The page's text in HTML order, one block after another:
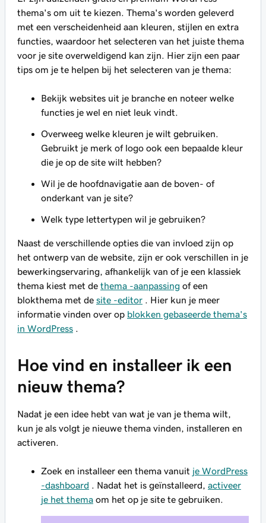
thema's om uit te kiezen. Thema's worden geleverd
met een verscheidenheid aan kleuren, stijlen en extra
functies, waardoor het selecteren van het juiste thema
voor je site overweldigend kan zijn. Hier zijn een paar
tips om je te helpen bij het selecteren van je thema:
Bekijk websites uit je branche en noteer welke
functies je wel en niet leuk vindt.
Overweeg welke kleuren je wilt gebruiken.
Gebruikt je merk of logo ook een bepaalde kleur
die je op de site wilt hebben?
Wil je de hoofdnavigatie aan de boven- of
onderkant van je site?
Welk type lettertypen wil je gebruiken?
Naast de verschillende opties die van invloed zijn op
het ontwerp van de website, zijn er ook verschillen in je
bewerkingservaring, afhankelijk van of je een klassiek
thema kiest met de thema -aanpassing of een
blokthema met de site -editor . Hier kun je meer
informatie vinden over op blokken gebaseerde thema's
in WordPress .
Hoe vind en installeer ik een
nieuw thema?
Nadat je een idee hebt van wat je van je thema wilt,
kun je als volgt je nieuwe thema vinden, installeren en
activeren.
Zoek en installeer een thema vanuit je WordPress
-dashboard . Nadat het is geïnstalleerd, activeer
je het thema om het op je site te gebruiken.